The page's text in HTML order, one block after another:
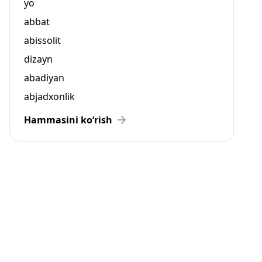
yo
abbat
abissolit
dizayn
abadiyan
abjadxonlik
Hammasini ko‘rish